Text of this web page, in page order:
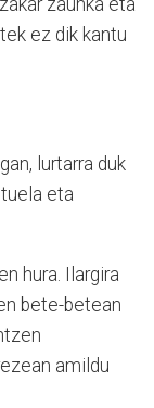
zaunka eta
ez dik kantu
lurtarra duk
eta
hura. Ilargira
bete-betean
amildu